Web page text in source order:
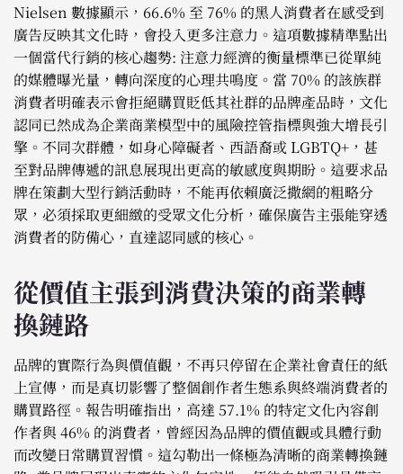
Nielsen 數據顯示，66.6% 至 76% 的黑人消費者在感受到
廣告反映其文化時，會投入更多注意力。這項數據精準點出
一個當代行銷的核心趨勢: 注意力經濟的衡量標準已從單純
的媒體曝光量，轉向深度的心理共鳴度。當 70% 的該族群
消費者明確表示會拒絕購買貶低其社群的品牌產品時，文化
認同已然成為企業商業模型中的風險控管指標與強大增長引
擎。不同次群體，如身心障礙者、西語裔或 LGBTQ+，甚
至對品牌傳遞的訊息展現出更高的敏感度與期盼。這要求品
牌在策劃大型行銷活動時，不能再依賴廣泛撒網的粗略分
眾，必須採取更細緻的受眾文化分析，確保廣告主張能穿透
消費者的防備心，直達認同感的核心。
從價值主張到消費決策的商業轉
換鏈路
品牌的實際行為與價值觀，不再只停留在企業社會責任的紙
上宣傳，而是真切影響了整個創作者生態系與終端消費者的
購買路徑。報告明確指出，高達 57.1% 的特定文化內容創
作者與 46% 的消費者，曾經因為品牌的價值觀或具體行動
而改變日常購買習慣。這勾勒出一條極為清晰的商業轉換鏈